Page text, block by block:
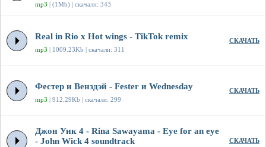
mp3 | (1Mb) | скачали: 343
Real in Rio x Hot wings - TikTok remix
mp3 | 1009.23Kb | скачали: 311
СКАЧАТЬ
Фестер и Венздэй - Fester и Wednesday
mp3 | 912.29Kb | скачали: 299
СКАЧАТЬ
Джон Уик 4 - Rina Sawayama - Eye for an eye
- John Wick 4 soundtrack
СКАЧАТЬ